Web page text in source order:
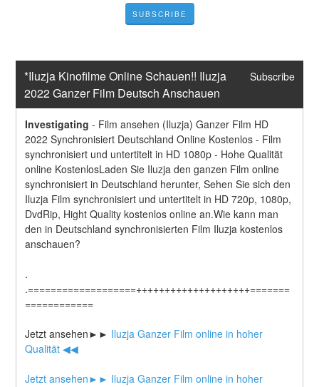
SUBSCRIBE
*Iluzja Kinofilme Online Schauen!! Iluzja
2022 Ganzer Film Deutsch Anschauen
Subscribe
Investigating - Film ansehen (Iluzja) Ganzer Film HD
2022 Synchronisiert Deutschland Online Kostenlos - Film
synchronisiert und untertitelt in HD 1080p - Hohe Qualität
online KostenlosLaden Sie Iluzja den ganzen Film online
synchronisiert in Deutschland herunter, Sehen Sie sich den
Iluzja Film synchronisiert und untertitelt in HD 720p, 1080p,
DvdRip, Hight Quality kostenlos online an.Wie kann man
den in Deutschland synchronisierten Film Iluzja kostenlos
anschauen?
.
.===================++++++++++++++++++++=======
============
Jetzt ansehen►► Iluzja Ganzer Film online in hoher
Qualität ◀◀
Jetzt ansehen►► Iluzja Ganzer Film online in hoher